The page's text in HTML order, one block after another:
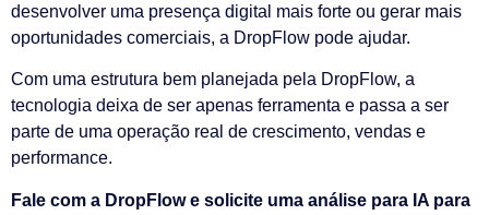
desenvolver uma presença digital mais forte ou gerar mais
oportunidades comerciais, a DropFlow pode ajudar.
Com uma estrutura bem planejada pela DropFlow, a
tecnologia deixa de ser apenas ferramenta e passa a ser
parte de uma operação real de crescimento, vendas e
performance.
Fale com a DropFlow e solicite uma análise para IA para